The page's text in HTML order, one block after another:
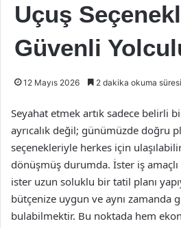
Uçuş
Güvenli
12 Mayıs 2026 2 dakika okuma süresi
Seyahat etmek artık sadece belirli
ayrıcalık değil; günümüzde doğru
seçenekleriyle herkes için
dönüşmüş durumda. İster iş amaçlı
ister uzun soluklu bir tatil planı
bütçenize uygun ve aynı zamanda
bulabilmektir. Bu noktada hem